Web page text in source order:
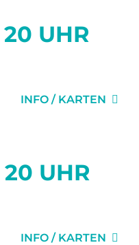
20 UHR
INFO / KARTEN
20 UHR
INFO / KARTEN